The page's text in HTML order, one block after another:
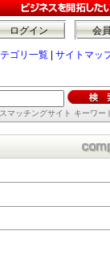
会
ログイン
ゴリ一覧 サイトマッ
マッチングサイト キーワー